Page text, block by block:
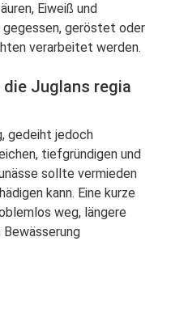
Eiweiß und
geröstet oder
verarbeitet werden.
Juglans regia
gedeiht jedoch
tiefgründigen und
sollte vermieden
kann. Eine kurze
weg, längere